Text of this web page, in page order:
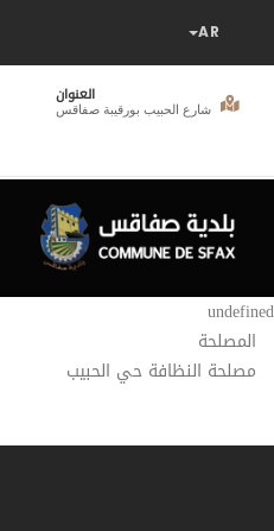
المحتوى
الرئيسي
العنوان
شارع الحبيب بورقيبة صفاقس
undefined
المصلحة
مصلحة النظافة حي الحبيب